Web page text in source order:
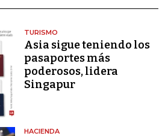
TURISMO
Asia sigue teniendo los
pasaportes más
poderosos, lidera
Singapur
HACIENDA